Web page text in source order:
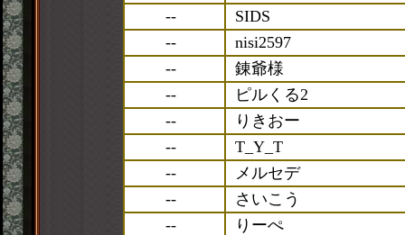
--
SIDS
--
nisi2597
--
錬爺様
--
ピルくる2
--
りきおー
--
T_Y_T
--
メルセデ
--
さいこう
--
りーぺ